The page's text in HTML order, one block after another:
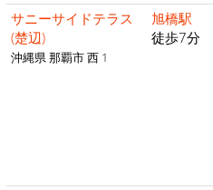
サニーサイドテラス
(楚辺)
沖縄県 那覇市 西 1
旭橋駅
徒歩7分